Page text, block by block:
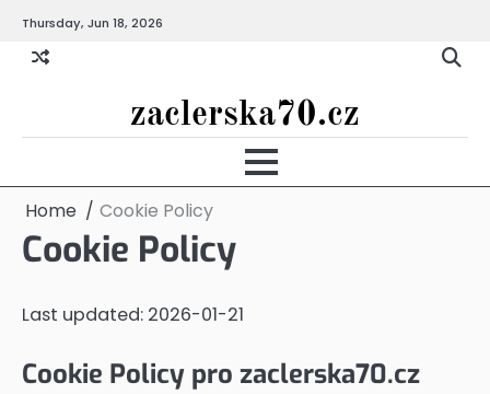
content
Thursday, Jun 18, 2026
zaclerska70.cz
Home Cookie Policy
Cookie Policy
Last updated: 2026-01-21
Cookie Policy pro zaclerska70.cz